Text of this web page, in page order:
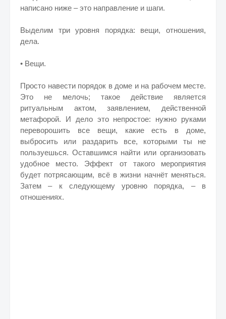
написано ниже – это направление и шаги.
Выделим три уровня порядка: вещи, отношения,
дела.
• Вещи.
Просто навести порядок в доме и на рабочем месте.
Это не мелочь; такое действие является
ритуальным актом, заявлением, действенной
метафорой. И дело это непростое: нужно руками
переворошить все вещи, какие есть в доме,
выбросить или раздарить все, которыми ты не
пользуешься. Оставшимся найти или организовать
удобное место. Эффект от такого мероприятия
будет потрясающим, всё в жизни начнёт меняться.
Затем – к следующему уровню порядка, – в
отношениях.